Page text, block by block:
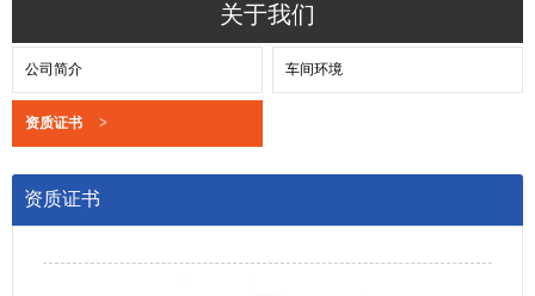
关于我们
公司简介 车间环境
资质证书 >
资质证书